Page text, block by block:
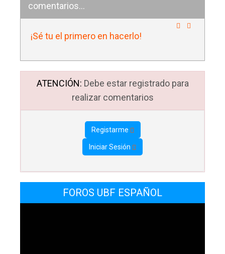
comentarios...
¡Sé tu el primero en hacerlo!
ATENCIÓN: Debe estar registrado para
realizar comentarios
Registarme
Iniciar Sesión
FOROS UBF ESPAÑOL